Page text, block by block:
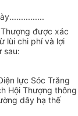
được xác
lùi chi phí và lợi
sau:
lực Sóc Trăng
Hội Thượng thông
dây hạ thế